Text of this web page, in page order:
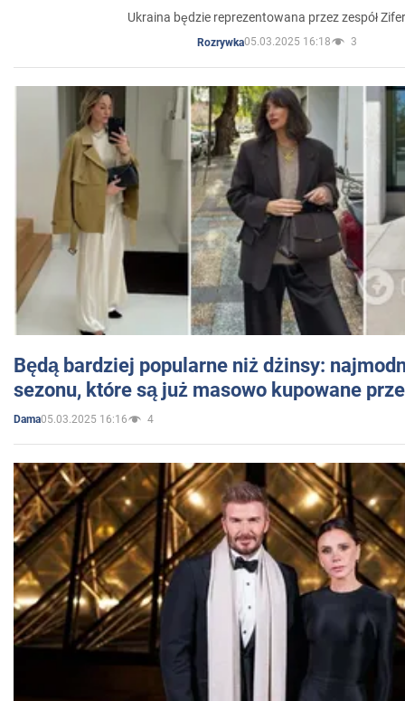
Ukraina będzie reprezentowana przez zespół
Rozrywka05.03.2025 16:18 3
Będą bardziej popularne niż dżinsy:
sezonu, które są już masowo kupowane
Dama05.03.2025 16:16 4